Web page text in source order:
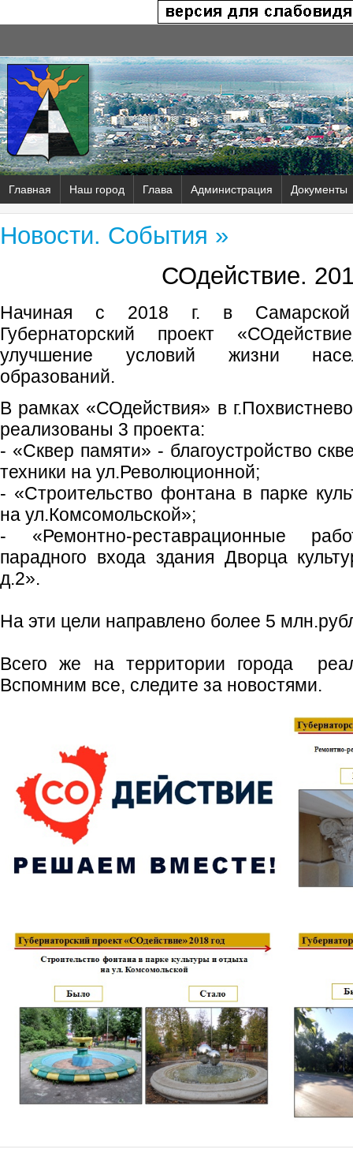
Главная Наш город Глава Администрация Документы
Новости. События »
СОдействие.
Начиная с 2018 г. в Самарской
Губернаторский проект
улучшение условий жизни
образований.
В рамках «СОдействия» в
реализованы 3 проекта:
- «Сквер памяти» - благоустройство
техники на ул.Революционной;
- «Строительство фонтана в парке
на ул.Комсомольской»;
- «Ремонтно-реставрационные
парадного входа здания Дворца
д.2».
На эти цели направлено более 5
Всего же на территории города
Вспомним все, следите за новостями.